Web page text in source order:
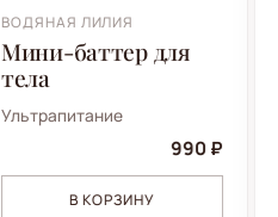
ВОДЯНАЯ ЛИЛИЯ
Мини-баттер для
тела
Ультрапитание
990 ₽
В КОРЗИНУ